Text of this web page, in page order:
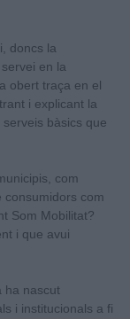
doncs la
en la
obert traça en el
i explicant la
bàsics que
com
consumidors com
Som Mobilitat?
i que avui
ha nascut
i institucionals a fi